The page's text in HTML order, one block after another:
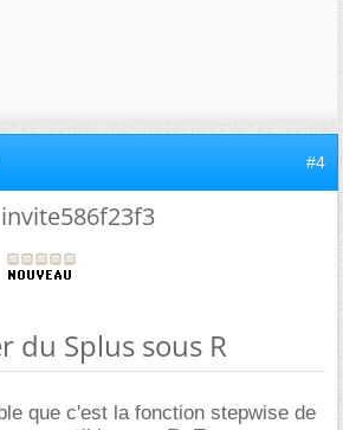
#4
invite586f23f3
du Splus sous R
que c'est la fonction stepwise de